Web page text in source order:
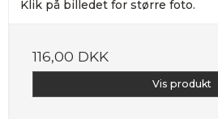
Klik på billedet for større foto.
116,00 DKK
Vis produkt